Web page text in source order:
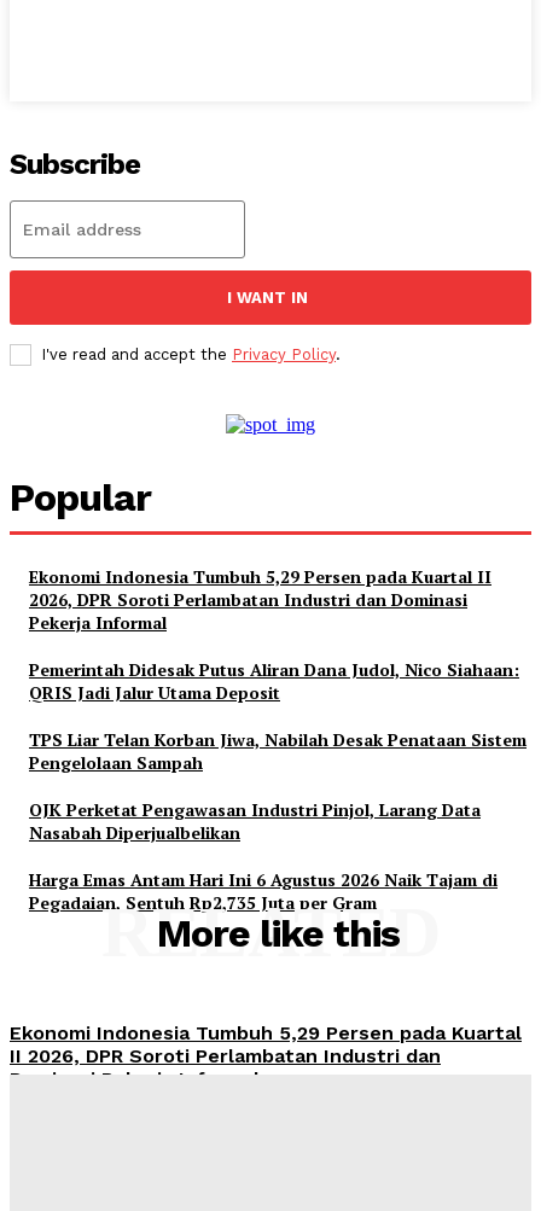
Subscribe
I WANT IN
I've read and accept the Privacy Policy.
Popular
Ekonomi Indonesia Tumbuh 5,29 Persen pada Kuartal II
2026, DPR Soroti Perlambatan Industri dan Dominasi
Pekerja Informal
Pemerintah Didesak Putus Aliran Dana Judol, Nico Siahaan:
QRIS Jadi Jalur Utama Deposit
TPS Liar Telan Korban Jiwa, Nabilah Desak Penataan Sistem
Pengelolaan Sampah
OJK Perketat Pengawasan Industri Pinjol, Larang Data
Nasabah Diperjualbelikan
Harga Emas Antam Hari Ini 6 Agustus 2026 Naik Tajam di
Pegadaian, Sentuh Rp2,735 Juta per Gram
More like this
RELATED
Ekonomi Indonesia Tumbuh 5,29 Persen pada Kuartal
II 2026, DPR Soroti Perlambatan Industri dan
Dominasi Pekerja Informal